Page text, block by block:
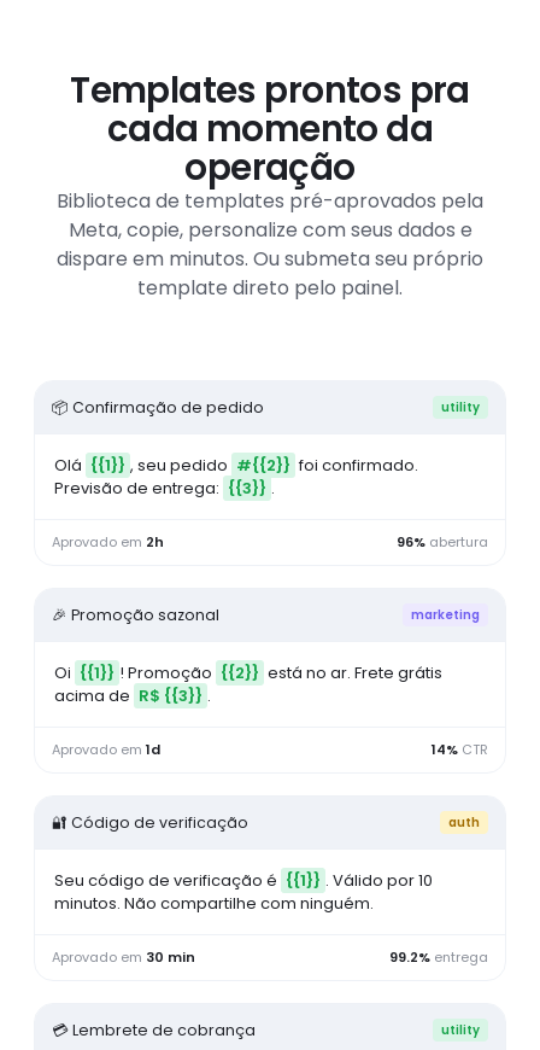
Templates prontos pra
cada momento da
operação
Biblioteca de templates pré-aprovados pela
Meta, copie, personalize com seus dados e
dispare em minutos. Ou submeta seu próprio
template direto pelo painel.
📦 Confirmação de pedido utility
Olá {{1}} , seu pedido #{{2}} foi confirmado.
Previsão de entrega: {{3}} .
Aprovado em 2h 96% abertura
🎉 Promoção sazonal marketing
Oi {{1}} ! Promoção {{2}} está no ar. Frete grátis
acima de R$ {{3}} .
Aprovado em 1d 14% CTR
🔐 Código de verificação auth
Seu código de verificação é {{1}} . Válido por 10
minutos. Não compartilhe com ninguém.
Aprovado em 30 min 99.2% entrega
💳 Lembrete de cobrança utility